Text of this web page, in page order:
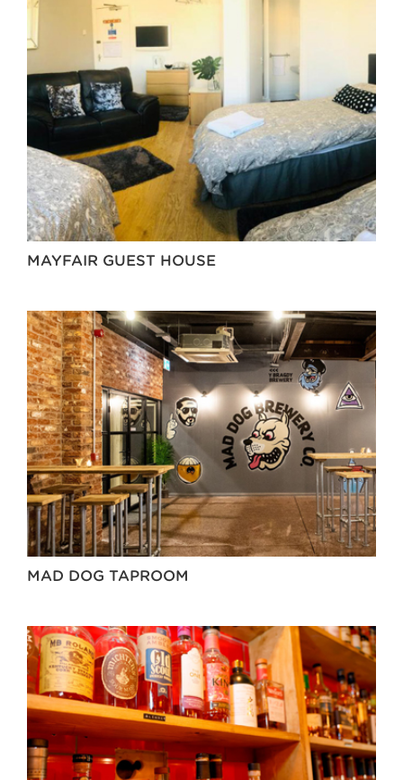
MAYFAIR GUEST HOUSE
MAD DOG TAPROOM